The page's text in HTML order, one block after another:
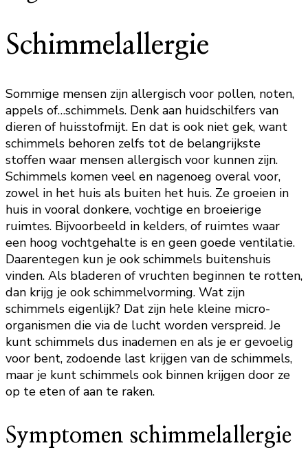
Schimmelallergie
Sommige mensen zijn allergisch voor pollen, noten,
appels of…schimmels. Denk aan huidschilfers van
dieren of huisstofmijt. En dat is ook niet gek, want
schimmels behoren zelfs tot de belangrijkste
stoffen waar mensen allergisch voor kunnen zijn.
Schimmels komen veel en nagenoeg overal voor,
zowel in het huis als buiten het huis. Ze groeien in
huis in vooral donkere, vochtige en broeierige
ruimtes. Bijvoorbeeld in kelders, of ruimtes waar
een hoog vochtgehalte is en geen goede ventilatie.
Daarentegen kun je ook schimmels buitenshuis
vinden. Als bladeren of vruchten beginnen te rotten,
dan krijg je ook schimmelvorming. Wat zijn
schimmels eigenlijk? Dat zijn hele kleine micro-
organismen die via de lucht worden verspreid. Je
kunt schimmels dus inademen en als je er gevoelig
voor bent, zodoende last krijgen van de schimmels,
maar je kunt schimmels ook binnen krijgen door ze
op te eten of aan te raken.
Symptomen schimmelallergie